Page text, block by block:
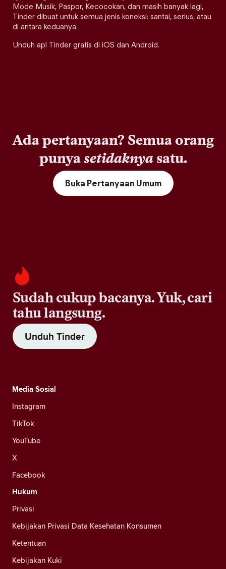
Mode Musik, Paspor, Kecocokan, dan masih banyak lagi,
Tinder dibuat untuk semua jenis koneksi: santai, serius, atau
di antara keduanya.
Unduh apl Tinder gratis di iOS dan Android.
Ada pertanyaan? Semua orang
punyasetidaknyasatu.
Buka Pertanyaan Umum
Sudah cukup bacanya. Yuk, cari
tahu langsung.
Unduh Tinder
Media Sosial
Instagram
TikTok
YouTube
X
Facebook
Hukum
Privasi
Kebijakan Privasi Data Kesehatan Konsumen
Ketentuan
Kebijakan Kuki